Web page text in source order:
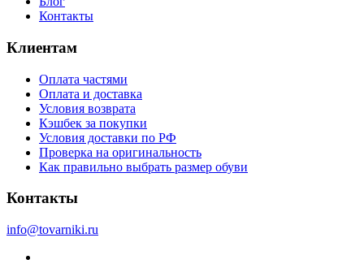
Контакты
Клиентам
Оплата частями
Оплата и доставка
Условия возврата
Кэшбек за покупки
Условия доставки по РФ
Проверка на оригинальность
Как правильно выбрать размер обуви
Контакты
info@tovarniki.ru